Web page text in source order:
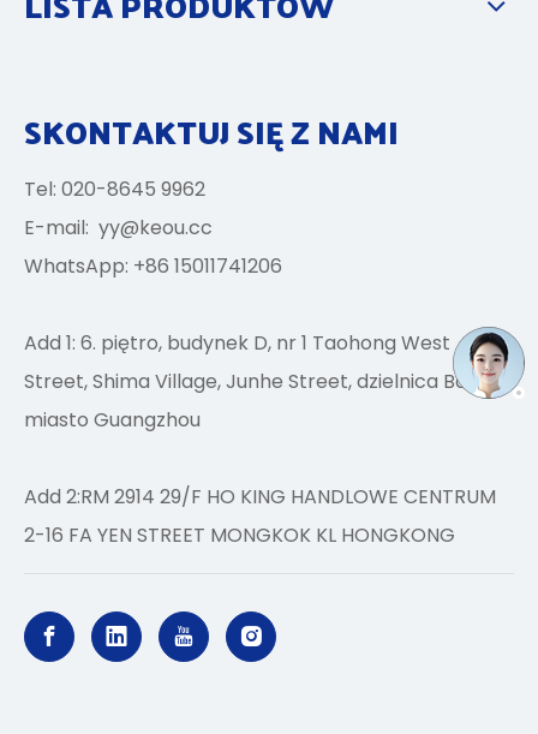
SKONTAKTUJ SIĘ Z NAMI
Tel: 020-8645 9962
E-mail: yy@keou.cc
WhatsApp: +86 15011741206
Add 1: 6. piętro, budynek D, nr 1 Taohong West
Street, Shima Village, Junhe Street, dzielnica Baiyun,
miasto Guangzhou
Add 2:RM 2914 29/F HO KING HANDLOWE CENTRUM
2-16 FA YEN STREET MONGKOK KL HONGKONG